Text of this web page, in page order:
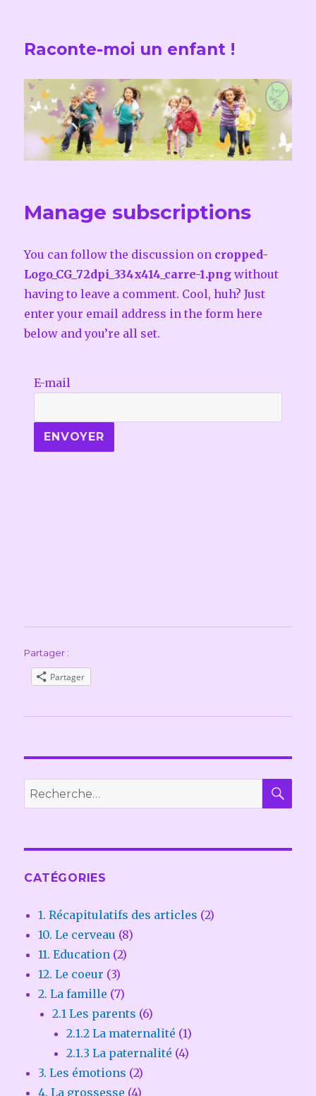
Raconte-moi un enfant !
Manage subscriptions
You can follow the discussion on cropped-
Logo_CG_72dpi_334x414_carre-1.png without
having to leave a comment. Cool, huh? Just
enter your email address in the form here
below and you’re all set.
E-mail
Partager :
Partager
Recherche
pour :
CATÉGORIES
1. Récapitulatifs des articles (2)
10. Le cerveau (8)
11. Education (2)
12. Le coeur (3)
2. La famille (7)
2.1 Les parents (6)
2.1.2 La maternalité (1)
2.1.3 La paternalité (4)
3. Les émotions (2)
4. La grossesse (4)